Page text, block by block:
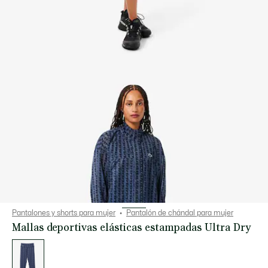
Pantalones y shorts para mujer Pantalón de chándal para mujer
Mallas deportivas elásticas estampadas Ultra Dry
Lista
variaciones